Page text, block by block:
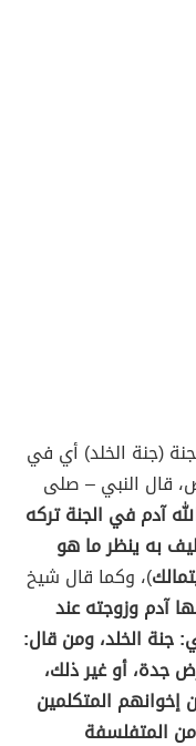
(جنة الخلد) أي في
قال النبي – صلى
آدم في الجنة تركه
به ينظر ما هو
)، وكما قال شيخ
آدم وزوجته عند
جنة الخلد، ومن قال:
جدة، أو غير ذلك،
المتكلمين
المتفلسفة